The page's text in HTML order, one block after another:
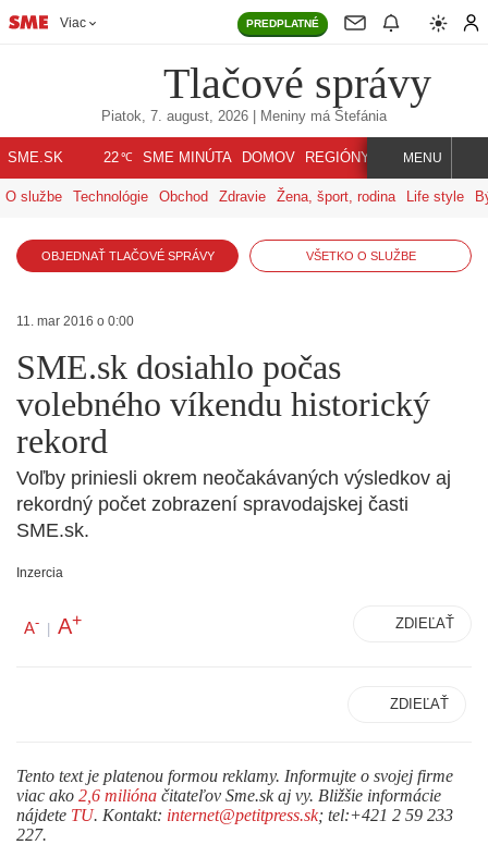
Viac PREDPLATNÉ
Tlačové správy
Piatok, 7. august, 2026 | Meniny má Štefánia
SME.SK 22℃ SME MINÚTA DOMOV REGIÓNY INDEX SVET
MENU
O službe Technológie Obchod Zdravie Žena, šport, rodina Life style
OBJEDNAŤ TLAČOVÉ SPRÁVY VŠETKO O SLUŽBE
11. mar 2016 o 0:00
SME.sk dosiahlo počas
volebného víkendu historický
rekord
Voľby priniesli okrem neočakávaných výsledkov aj
rekordný počet zobrazení spravodajskej časti
SME.sk.
Inzercia
A- | A+ ZDIEĽAŤ
ZDIEĽAŤ
Tento text je platenou formou reklamy. Informujte o svojej firme
viac ako 2,6 milióna čitateľov Sme.sk aj vy. Bližšie informácie
nájdete TU. Kontakt: internet@petitpress.sk; tel:+421 2 59 233
227.